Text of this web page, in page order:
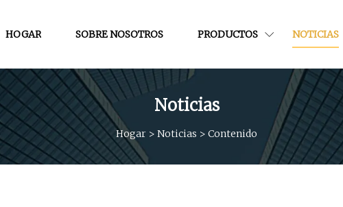
HOGAR SOBRE NOSOTROS PRODUCTOS NOTICIAS
Noticias
Hogar > Noticias > Contenido